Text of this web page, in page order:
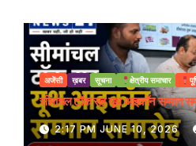
अजेंसी ख़बर सूचना क्षेत्रीय समाचार
सीमांचल टॉक सह यूथ आइकॉन सम्मान
2:17 PM JUNE 10, 2026